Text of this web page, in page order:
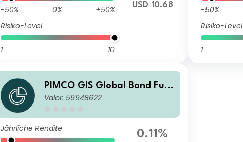
-50% 0%
+50%
Risiko-Level
1 10
USD 10.68 -50%
Risiko-Level
1
PIMCO GIS Global Bond Fun
d H Institutional USD (Curren
Valor: 59948622
Jährliche Rendite 0.11%